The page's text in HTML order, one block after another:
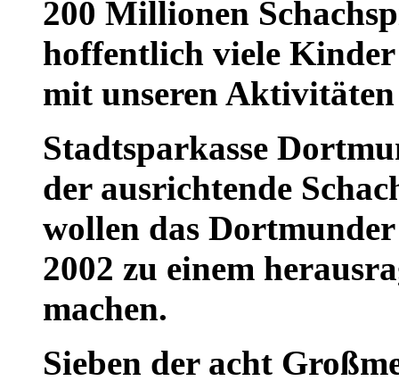
200 Millionen
hoffentlich viele
mit unseren
Stadtsparkasse
der ausrichtende
wollen das
2002 zu einem
machen.
Sieben der acht